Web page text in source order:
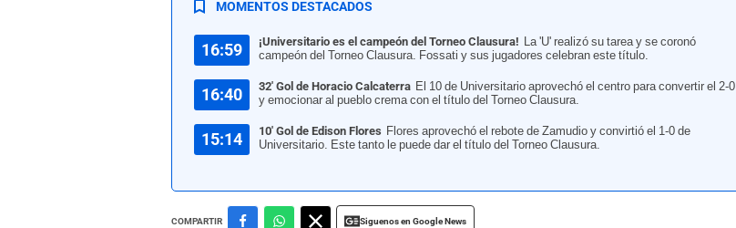
MOMENTOS DESTACADOS
16:59 ¡Universitario es el campeón del Torneo Clausura! La 'U' realizó su tarea y se coronó
campeón del Torneo Clausura. Fossati y sus jugadores celebran este título.
16:40 32' Gol de Horacio Calcaterra El 10 de Universitario aprovechó el centro para convertir el 2-0
y emocionar al pueblo crema con el título del Torneo Clausura.
15:14 10' Gol de Edison Flores Flores aprovechó el rebote de Zamudio y convirtió el 1-0 de
Universitario. Este tanto le puede dar el título del Torneo Clausura.
COMPARTIR Siguenos en Google News